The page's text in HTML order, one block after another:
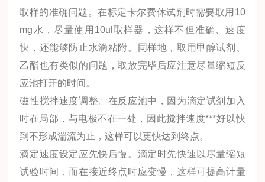
取样的准确问题。在标定卡尔费休试剂时需要取用10
mg水，尽量使用10ul取样器，这样不但准确、速度
快，还能够防止水滴粘附。同样地，取用甲醇试剂、
乙酯也有类似的问题，取放完毕后应注意尽量缩短反
应池打开的时间。
磁性搅拌速度调整。在反应池中，因为滴定试剂加入
时在局部，与电极不在一处，因此搅拌速度***好以快
到不形成湍流为止，这样可以更快达到终点。
滴定速度设定应先快后慢。滴定时先快速以尽量缩短
试验时间，而在接近终点时应变慢，这样可提高计量